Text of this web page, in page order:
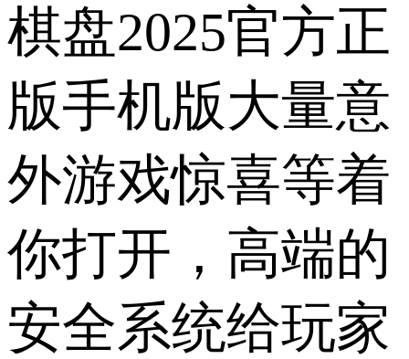
棋盘2025官方正
版手机版大量意
外游戏惊喜等着
你打开，高端的
安全系统给玩家